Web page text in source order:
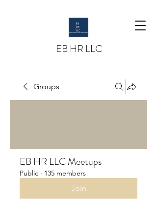
EB HR LLC
Groups
EB HR LLC Meetups
Public · 135 members
Join